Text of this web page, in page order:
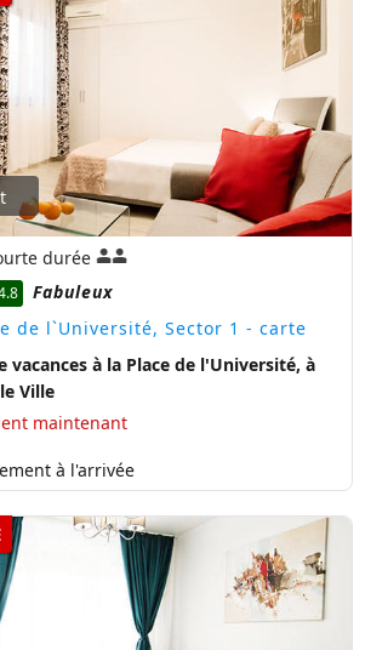
durée
Fabuleux
de l`Université, Sector 1 - carte
à la Place de l'Université, à
Ville
maintenant
à l'arrivée